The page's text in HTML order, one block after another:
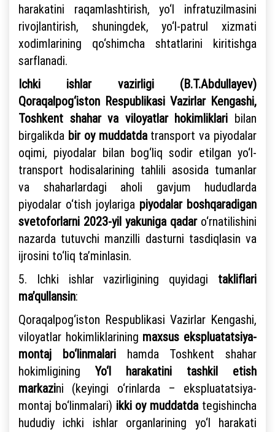
harakatini raqamlashtirish, yo‘l infratuzilmasini
rivojlantirish, shuningdek, yo‘l-patrul xizmati
xodimlarining qo‘shimcha shtatlarini kiritishga
sarflanadi.
Ichki ishlar vazirligi (B.T.Abdullayev)
Qoraqalpog‘iston Respublikasi Vazirlar Kengashi,
Toshkent shahar va viloyatlar hokimliklari bilan
birgalikda bir oy muddatdatransport va piyodalar
oqimi, piyodalar bilan bog‘liq sodir etilgan yo‘l-
transport hodisalarining tahlili asosida tumanlar
va shaharlardagi aholi gavjum hududlarda
piyodalar o‘tish joylariga piyodalar boshqaradigan
svetoforlarni 2023-yil yakuniga qadaro‘rnatilishini
nazarda tutuvchi manzilli dasturni tasdiqlasin va
ijrosini to‘liq ta’minlasin.
5. Ichki ishlar vazirligining quyidagi takliflari
ma’qullansin:
Qoraqalpog‘iston Respublikasi Vazirlar Kengashi,
viloyatlar hokimliklarining maxsus ekspluatatsiya-
montaj bo‘linmalarihamda Toshkent shahar
hokimligining Yo‘l harakatini tashkil etish
markazini (keyingi o‘rinlarda – ekspluatatsiya-
montaj bo‘linmalari) ikki oy muddatdategishincha
hududiy ichki ishlar organlarining yo‘l harakati